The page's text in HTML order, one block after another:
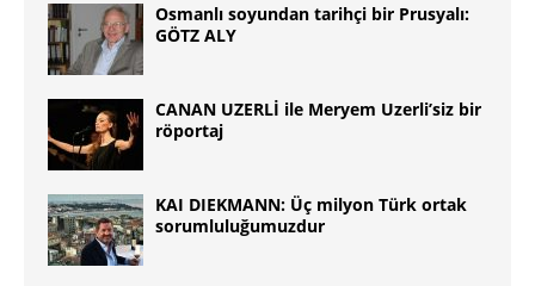
Osmanlı soyundan tarihçi bir Prusyalı:
GÖTZ ALY
CANAN UZERLİ ile Meryem Uzerli’siz bir
röportaj
KAI DIEKMANN: Üç milyon Türk ortak
sorumluluğumuzdur